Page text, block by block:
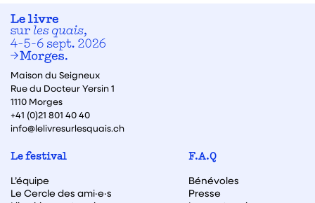
Maison du Seigneux
Rue du Docteur Yersin 1
1110 Morges
+41 (0)21 801 40 40
info@lelivresurlesquais.ch
Le festival
L’équipe
Le Cercle des ami·e·s
F.A.Q
Bénévoles
Presse